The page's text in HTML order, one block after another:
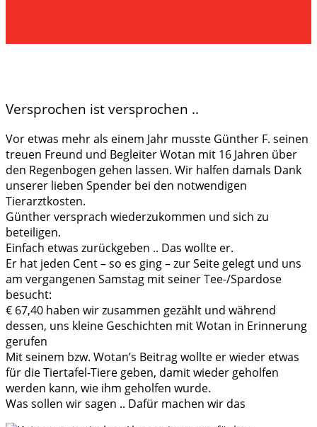
Versprochen ist versprochen ..
Vor etwas mehr als einem Jahr musste Günther F. seinen
treuen Freund und Begleiter Wotan mit 16 Jahren über
den Regenbogen gehen lassen. Wir halfen damals Dank
unserer lieben Spender bei den notwendigen
Tierarztkosten.
Günther versprach wiederzukommen und sich zu
beteiligen.
Einfach etwas zurückgeben .. Das wollte er.
Er hat jeden Cent – so es ging – zur Seite gelegt und uns
am vergangenen Samstag mit seiner Tee-/Spardose
besucht:
€ 67,40 haben wir zusammen gezählt und während
dessen, uns kleine Geschichten mit Wotan in Erinnerung
gerufen
Mit seinem bzw. Wotan’s Beitrag wollte er wieder etwas
für die Tiertafel-Tiere geben, damit wieder geholfen
werden kann, wie ihm geholfen wurde.
Was sollen wir sagen .. Dafür machen wir das